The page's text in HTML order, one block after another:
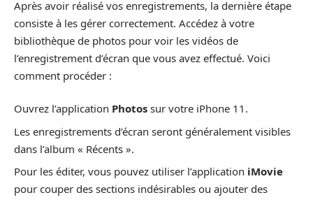
Après avoir réalisé vos enregistrements, la dernière étape
consiste à les gérer correctement. Accédez à votre
bibliothèque de photos pour voir les vidéos de
l’enregistrement d’écran que vous avez effectué. Voici
comment procéder :
Ouvrez l’application Photos sur votre iPhone 11.
Les enregistrements d’écran seront généralement visibles
dans l’album « Récents ».
Pour les éditer, vous pouvez utiliser l’application iMovie
pour couper des sections indésirables ou ajouter des